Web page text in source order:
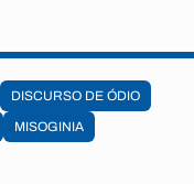
DISCURSO DE ÓDIO
MISOGINIA